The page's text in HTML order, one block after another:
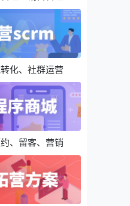
化、社群运营
、留客、营销